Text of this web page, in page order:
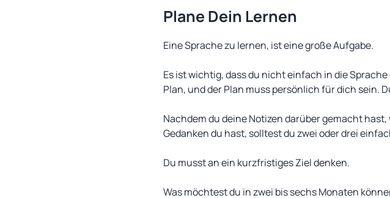
Plane Dein Lernen
Eine Sprache zu lernen, ist eine große Aufgabe.
Es ist wichtig, dass du nicht einfach in die
Plan, und der Plan muss persönlich für dich sein.
Nachdem du deine Notizen darüber gemacht
Gedanken du hast, solltest du zwei oder drei
Du musst an ein kurzfristiges Ziel denken.
Was möchtest du in zwei bis sechs Monaten